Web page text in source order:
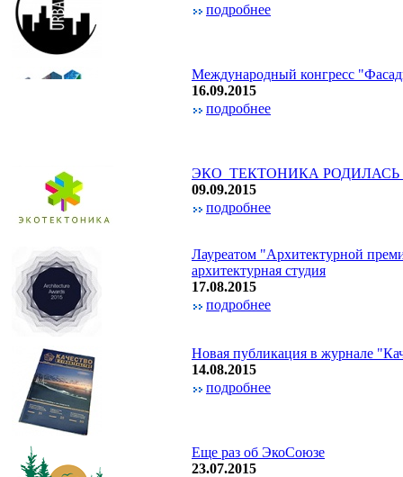
подробнее
Международный конгресс
16.09.2015
подробнее
ЭКО_ТЕКТОНИКА
09.09.2015
подробнее
Лауреатом "Архитектурной
архитектурная студия
17.08.2015
подробнее
Новая публикация в журнале
14.08.2015
подробнее
Еще раз об ЭкоСоюзе
23.07.2015